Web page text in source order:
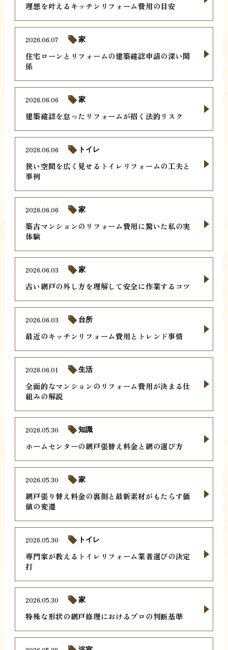
理想を叶えるキッチンリフォーム費用の目安
住宅ローンとリフォームの建築確認申請の深い関
係
2026.06.07 家
建築確認を怠ったリフォームが招く法的リスク
2026.06.06 家
狭い空間を広く見せるトイレリフォームの工夫と
事例
2026.06.06 トイレ
築古マンションのリフォーム費用に驚いた私の実
体験
2026.06.06 家
古い網戸の外し方を理解して安全に作業するコツ
2026.06.03 家
最近のキッチンリフォーム費用とトレンド事情
2026.06.03 台所
全面的なマンションのリフォーム費用が決まる仕
組みの解説
2026.06.01 生活
ホームセンターの網戸張替え料金と網の選び方
2026.05.30 知識
網戸張り替え料金の裏側と最新素材がもたらす価
値の変遷
2026.05.30 家
専門家が教えるトイレリフォーム業者選びの決定
打
2026.05.30 トイレ
特殊な形状の網戸修理におけるプロの判断基準
2026.05.30 家